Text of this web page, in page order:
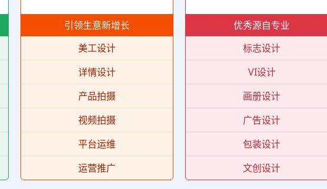
引领生意新增长
美工设计
详情设计
产品拍摄
视频拍摄
平台运维
运营推广
优秀源自专业
标志设计
VI设计
画册设计
广告设计
包装设计
文创设计